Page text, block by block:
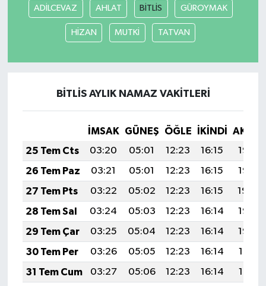
ADİLCEVAZ AHLAT BİTLİS GÜROYMAK
HİZAN MUTKİ TATVAN
BİTLİS AYLIK NAMAZ VAKITLERI
İMSAK GÜNEŞ ÖĞLE İKINDI
25 Tem Cts
03:20 05:01 12:23 16:15
19:36
26 Tem Paz
03:21 05:01 12:23 16:15
19:35
27 Tem Pts
03:22 05:02 12:23 16:15
19:34
28 Tem Sal
03:24 05:03 12:23 16:14
19:33
29 Tem Çar
03:25 05:04 12:23 16:14
19:32
30 Tem Per
03:26 05:05 12:23 16:14
19:31
31 Tem Cum
03:27 05:06 12:23 16:14
19:31